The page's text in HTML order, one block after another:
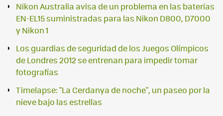
Nikon Australia avisa de un problema en las baterías
EN-EL15 suministradas para las Nikon D800, D7000
y Nikon 1
Los guardias de seguridad de los Juegos Olímpicos
de Londres 2012 se entrenan para impedir tomar
fotografías
Timelapse: "La Cerdanya de noche", un paseo por la
nieve bajo las estrellas